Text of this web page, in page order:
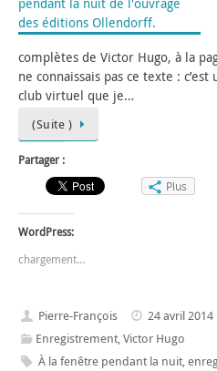
complètes de Victor Hugo, à la
ne connaissais pas ce texte :
club virtuel que je…
(Suite )
Partager :
Plus
WordPress:
chargement…
Pierre-François
24 avril 2014
Enregistrement,Victor Hugo
À la fenêtre pendant la nuit,